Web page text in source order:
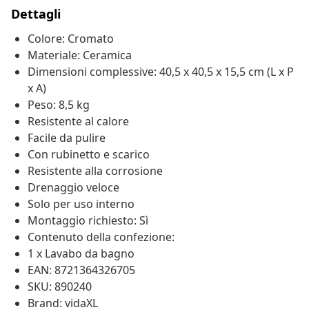
Dettagli
Colore: Cromato
Materiale: Ceramica
Dimensioni complessive: 40,5 x 40,5 x 15,5 cm (L x P
x A)
Peso: 8,5 kg
Resistente al calore
Facile da pulire
Con rubinetto e scarico
Resistente alla corrosione
Drenaggio veloce
Solo per uso interno
Montaggio richiesto: Sì
Contenuto della confezione:
1 x Lavabo da bagno
EAN: 8721364326705
SKU: 890240
Brand: vidaXL